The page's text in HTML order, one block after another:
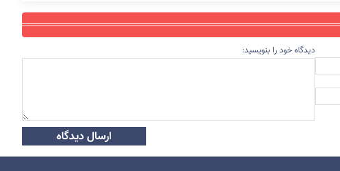
دیدگاه خود را بنویسید:
ارسال دیدگاه